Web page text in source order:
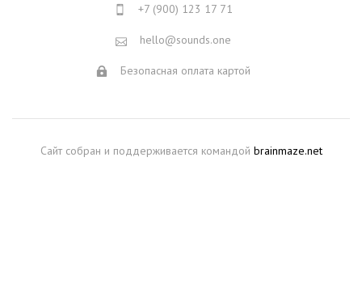
+7 (900) 123 17 71
hello@sounds.one
Безопасная оплата картой
Сайт собран и поддерживается командой brainmaze.net